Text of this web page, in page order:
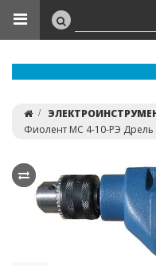
Фиолент МС 4-10-РЭ Дрель